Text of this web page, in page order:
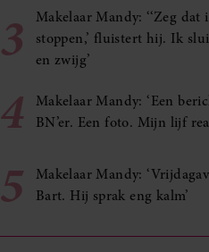
3
Makelaar Mandy: ‘‘Zeg dat
stoppen,’ fluistert hij. Ik
en zwijg’
4
Makelaar Mandy: ‘Een
BN’er. Een foto. Mijn lijf
5
Makelaar Mandy:
Bart. Hij sprak eng kalm’